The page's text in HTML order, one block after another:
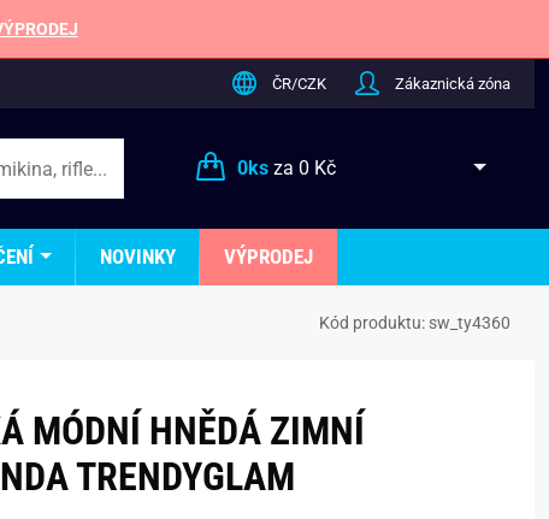
ČR/CZK Zákaznická zóna
0ksza 0 Kč
NOVINKY VÝPRODEJ
Kód produktu: sw_ty4360
MÓDNÍ HNĚDÁ ZIMNÍ
TRENDYGLAM